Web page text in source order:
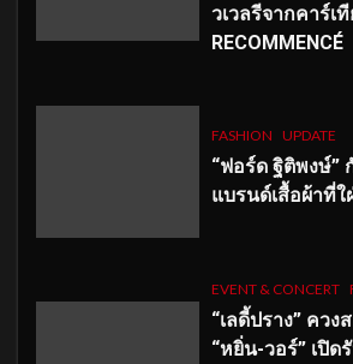
วเวลรีจากคาร์เที
RECOMMENCÉ
FASHION UPDATE
“ฟอร์ด ฐิติพงษ์”
แบรนด์เสื้อผ้าที่ใ
EVENT & CONCERT
“เลดี้ปราง” คว
“หยิ่น-วอร์” เปิด